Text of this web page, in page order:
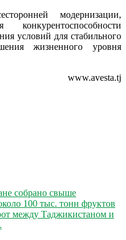
модернизации,
условий для стабильного
жизненного уровня
www.avesta.tj
собрано свыше
100 тыс. тонн фруктов
между Таджикистаном и